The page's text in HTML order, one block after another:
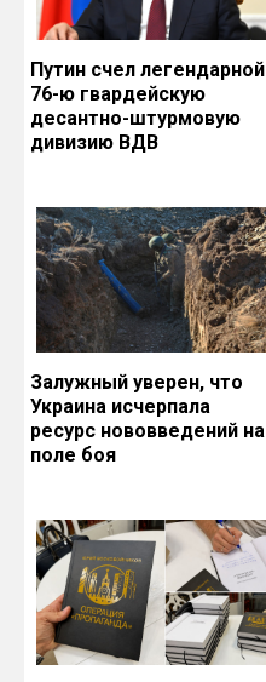
Путин счел легендарной
76-ю гвардейскую
десантно-штурмовую
дивизию ВДВ
Залужный уверен, что
Украина исчерпала
ресурс нововведений на
поле боя